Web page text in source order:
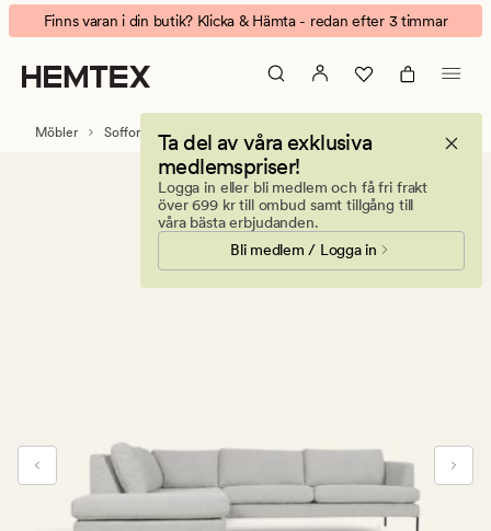
Ava
soffa
divan
vänster
Animerad
banner.
Klicka
på
Finns varan i din butik? Klicka & Hämta - redan efter 3 timmar
Ta del av våra exklusiva
medlemspriser!
Logga in eller bli medlem och få fri frakt
över 699 kr till ombud samt tillgång till
våra bästa erbjudanden.
Bli medlem / Logga in
Möbler Soffor Soffor med schäslong